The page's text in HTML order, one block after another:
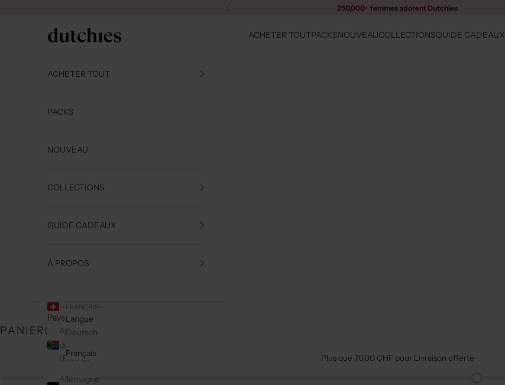
Précédent 250,000+ femmes adorent Dutchies
Dutchies ACHETER TOUTPACKSNOUVEAUCOLLECTIONSGUIDE CADEAUX
ACHETER TOUT
PACKS
NOUVEAU
COLLECTIONS
GUIDE CADEAUX
À PROPOS
Pays
Afrique
du Sud
(EUR €)
Allemagne
FRANÇAIS
Langue
Deutsch
Français
PANIER( )
Plus que 70,00 CHF pour Livraison offerte